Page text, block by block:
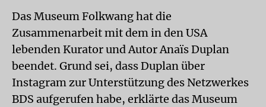
Das Museum Folkwang hat die
Zusammenarbeit mit dem in den USA
lebenden Kurator und Autor Anaïs Duplan
beendet. Grund sei, dass Duplan über
Instagram zur Unterstützung des Netzwerkes
BDS aufgerufen habe, erklärte das Museum